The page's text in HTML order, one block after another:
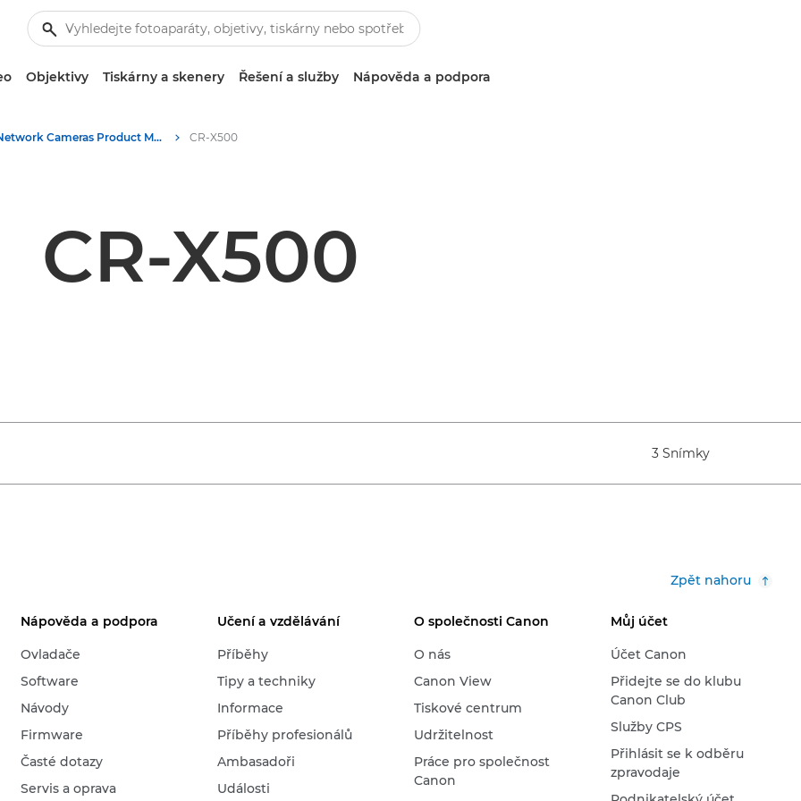
Objektivy Tiskárny a skenery Řešení a služby Nápověda a podpora
Network Cameras Product Media - Canon Press Centre CR-X500
CR-X500
3 Snímky
Zpět nahoru
Nápověda a podpora
Ovladače
Software
Návody
Firmware
Časté dotazy
Servis a oprava
Učení a vzdělávání
Příběhy
Tipy a techniky
Informace
Příběhy profesionálů
Ambasadoři
Události
O společnosti Canon
O nás
Canon View
Tiskové centrum
Udržitelnost
Práce pro společnost
Canon
Můj účet
Účet Canon
Přidejte se do klubu
Canon Club
Služby CPS
Přihlásit se k odběru
zpravodaje